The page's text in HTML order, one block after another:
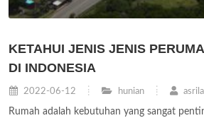
KETAHUI JENIS JENIS
DI INDONESIA
2022-06-12 hunian
Rumah adalah kebutuhan yang sangat